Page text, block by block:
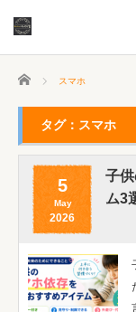
ホーム スマホ
タグ：スマホ
5
May
2026
子
ム3